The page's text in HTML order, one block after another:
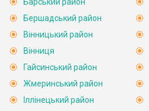
Бершадський район
Вінницький район
Вінниця
Гайсинський район
Жмеринський район
Іллінецький район